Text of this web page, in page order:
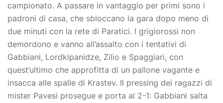
campionato. A passare in vantaggio per primi sono i
padroni di casa, che sbloccano la gara dopo meno di
due minuti con la rete di Paratici. I grigiorossi non
demordono e vanno all’assalto con i tentativi di
Gabbiani, Lordkipanidze, Zilio e Spaggiari, con
quest’ultimo che approfitta di un pallone vagante e
insacca alle spalle di Krastev. Il pressing dei ragazzi di
mister Pavesi prosegue e porta al 2-1: Gabbiani salta